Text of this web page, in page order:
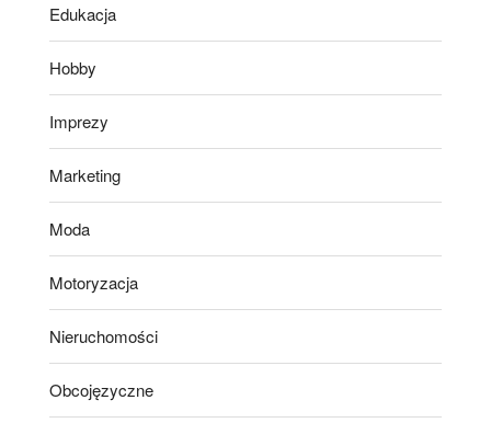
Edukacja
Hobby
Imprezy
Marketing
Moda
Motoryzacja
Nieruchomości
Obcojęzyczne